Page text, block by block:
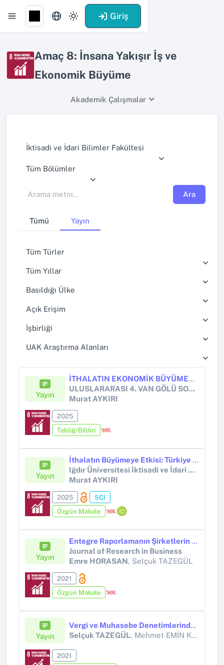
Giriş
Amaç 8: İnsana Yakışır İş ve
Ekonomik Büyüme
Akademik Çalışmalar
İktisadi ve İdari Bilimler Fakültesi
Tüm Bölümler
Ara
Tümü Yayın
Tüm Türler
Tüm Yıllar
Basıldığı Ülke
Açık Erişim
İşbirliği
UAK Araştırma Alanları
Yayın
İTHALATIN EKONOMİK BÜYÜMEYE ETKİSİ: TÜRKİYE EKONOMİSİ ÜZERİNE BİR İNCELEME
ULUSLARARASI 4. VAN GÖLÜ SOSYAL BİLİMLER KONGRESİ
Murat AYKIRI
2025
Tebliğ/Bildiri
Yayın
İthalatın Büyümeye Etkisi: Türkiye Ekonomisi Üzerine Ampirik Bir İnceleme
Iğdır Üniversitesi İktisadi ve İdari Bilimler Fakültesi Dergisi
Murat AYKIRI
2025
SCI
Özgün Makale
Yayın
Entegre Raporlamanın Şirketlerin Finansal Performansları Üzerindeki Etkisi
Journal of Research in Business
Emre HORASAN, Selçuk TAZEGÜL
2021
Özgün Makale
Yayın
Vergi ve Muhasebe Denetimlerindeki Kontrol ve Tespitler
Selçuk TAZEGÜL, Mehmet EMİN KARABAYIR
2021